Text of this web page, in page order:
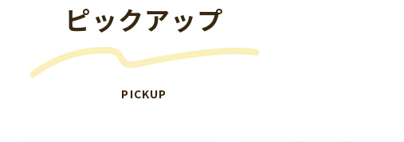
ピックアップ
PICKUP